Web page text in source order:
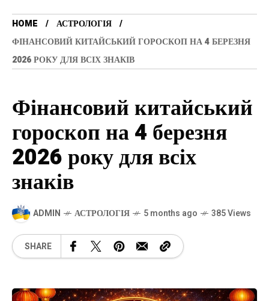
HOME
АСТРОЛОГІЯ
ФІНАНСОВИЙ КИТАЙСЬКИЙ ГОРОСКОП НА 4 БЕРЕЗНЯ
2026 РОКУ ДЛЯ ВСІХ ЗНАКІВ
Фінансовий китайський
гороскоп на 4 березня
2026 року для всіх
знаків
ADMIN АСТРОЛОГІЯ 5 months ago 385 Views
SHARE